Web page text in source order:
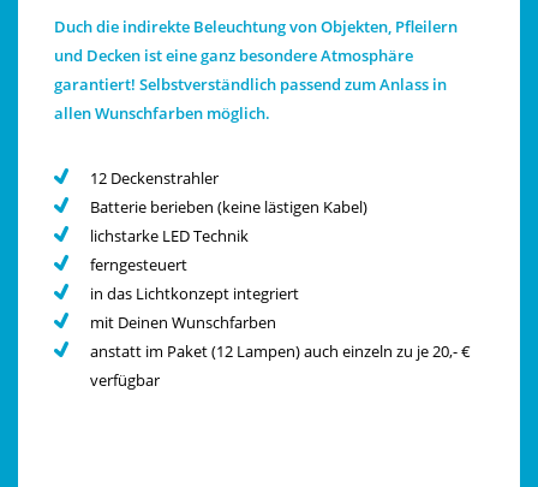
Duch die indirekte Beleuchtung von Objekten, Pfleilern
und Decken ist eine ganz besondere Atmosphäre
garantiert! Selbstverständlich passend zum Anlass in
allen Wunschfarben möglich.
12 Deckenstrahler
Batterie berieben (keine lästigen Kabel)
lichstarke LED Technik
ferngesteuert
in das Lichtkonzept integriert
mit Deinen Wunschfarben
anstatt im Paket (12 Lampen) auch einzeln zu je 20,- €
verfügbar